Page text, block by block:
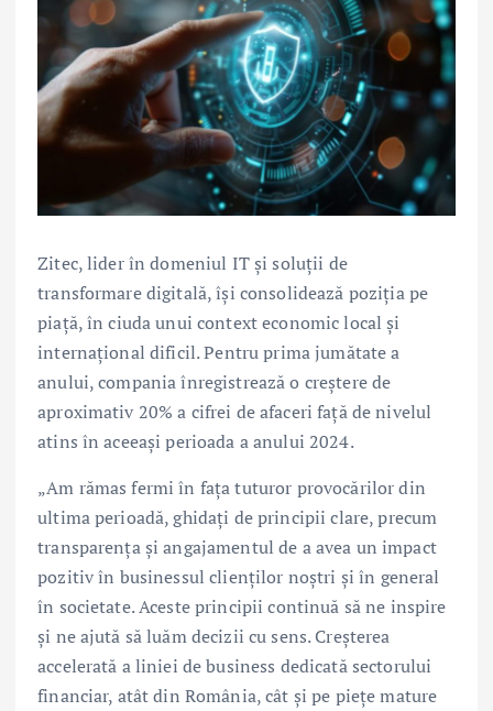
Zitec, lider în domeniul IT și soluții de
transformare digitală, își consolidează poziția pe
piață, în ciuda unui context economic local și
internațional dificil. Pentru prima jumătate a
anului, compania înregistrează o creștere de
aproximativ 20% a cifrei de afaceri față de nivelul
atins în aceeași perioada a anului 2024.
„Am rămas fermi în fața tuturor provocărilor din
ultima perioadă, ghidați de principii clare, precum
transparența și angajamentul de a avea un impact
pozitiv în businessul clienților noștri și în general
în societate. Aceste principii continuă să ne inspire
și ne ajută să luăm decizii cu sens. Creșterea
accelerată a liniei de business dedicată sectorului
financiar, atât din România, cât și pe piețe mature